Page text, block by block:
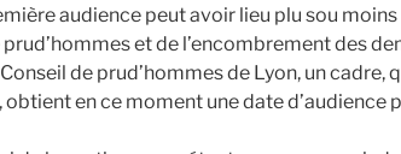
audience peut avoir lieu plu sou
et de l’encombrement des
de prud’hommes de Lyon, un cadre,
en ce moment une date d’audience